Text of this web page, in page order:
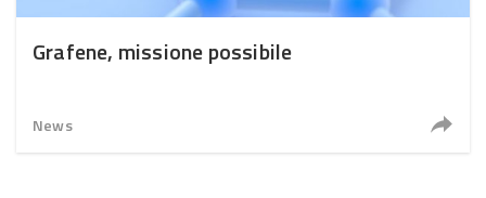
Grafene, missione possibile
News